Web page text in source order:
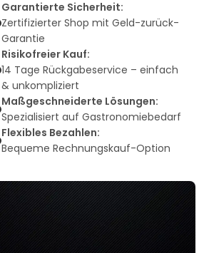
Garantierte Sicherheit:
Zertifizierter Shop mit Geld-zurück-
Garantie
Risikofreier Kauf:
14 Tage Rückgabeservice – einfach
& unkompliziert
Maßgeschneiderte Lösungen:
Spezialisiert auf Gastronomiebedarf
Flexibles Bezahlen:
Bequeme Rechnungskauf-Option